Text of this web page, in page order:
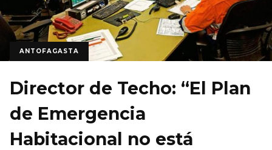
ANTOFAGASTA
Director de Techo: “El Plan
de Emergencia
Habitacional no está